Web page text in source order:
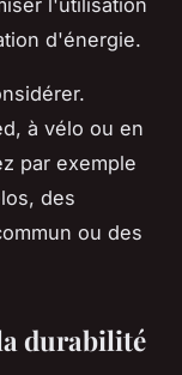
d'énergie.
à vélo ou en
par exemple
des
ou des
durabilité